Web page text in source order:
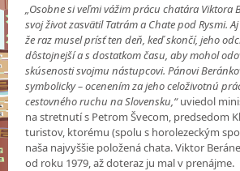
„Osobne si veľmi vážim prácu chatára Viktora
svoj život zasvätil Tatrám a Chate pod Rysmi.
že raz musel prísť ten deň, keď skončí, jeho
dôstojnejší a s dostatkom času, aby mohol
skúsenosti svojmu nástupcovi. Pánovi
symbolicky – ocenením za jeho celoživotnú
cestovného ruchu na Slovensku,“uviedol
na stretnutí s Petrom Švecom, predsedom
turistov, ktorému (spolu s horolezeckým
naša najvyššie položená chata. Viktor
od roku 1979, až doteraz ju mal v prenájme.